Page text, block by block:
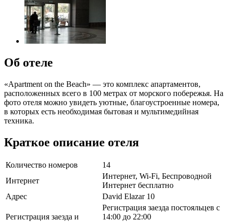
Об отеле
«Apartment on the Beach» — это комплекс апартаментов,
расположенных всего в 100 метрах от морского побережья. На
фото отеля можно увидеть уютные, благоустроенные номера,
в которых есть необходимая бытовая и мультимедийная
техника.
Краткое описание отеля
Количество номеров
14
Интернет
Интернет, Wi-Fi, Беспроводной
Интернет бесплатно
Адрес
David Elazar 10
Регистрация заезда и
Регистрация заезда постояльцев с
14:00 до 22:00